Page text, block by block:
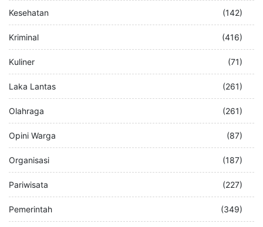
Kesehatan (142)
Kriminal (416)
Kuliner (71)
Laka Lantas (261)
Olahraga (261)
Opini Warga (87)
Organisasi (187)
Pariwisata (227)
Pemerintah (349)